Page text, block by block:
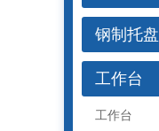
钢制托盘
工作台
工作台